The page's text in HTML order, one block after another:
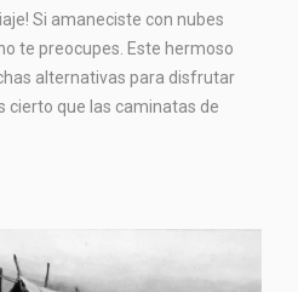
Si amaneciste con nubes
te preocupes. Este hermoso
alternativas para disfrutar
cierto que las caminatas de